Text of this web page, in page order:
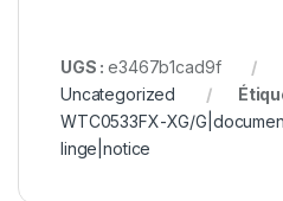
UGS :e3467b1cad9f
Uncategorized
WTC0533FX-XG/
linge|notice